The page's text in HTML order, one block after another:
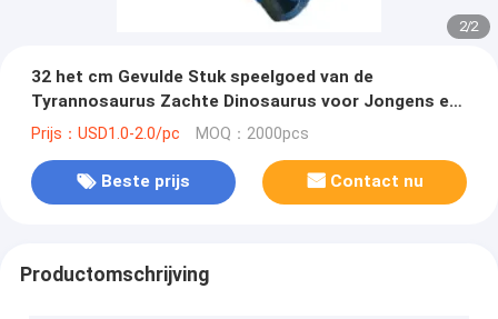
2/2
32 het cm Gevulde Stuk speelgoed van de
Tyrannosaurus Zachte Dinosaurus voor Jongens en
Meisjes
Prijs：USD1.0-2.0/pc MOQ：2000pcs
Beste prijs Contact nu
Productomschrijving